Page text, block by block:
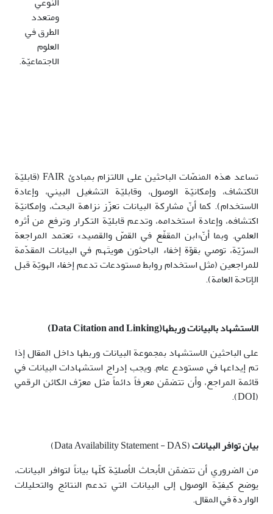
ومتعدد
الطرق في
العلوم
الاجتماعيّة.
تساعد هذه المنصّات الباحثين على الالتزام بمبادئ FAIR (قابليّة
الاكتشاف، وإمكانيّة الوصول، وقابليّة التشغيل البيني، وإعادة
الاستخدام). كما أنّ مشاركة البيانات تعزّز نزاهة البحث، وإمكانيّة
اكتشافه، وإعادة استخدامه، وتدعم قابليّة التكرار وترفع من أثره
العلمي. وبما أنّ«ابن المقفّع في القصّ والقصيد» تعتمد المراجعة
السرّيّة، توصي بقوّة إخفاء الباحثون هويتَهم في البيانات المقدّمة
للمراجعين (مثل استخدام روابط مستودعات تدعم إخفاء الهويّة قبل
الإتاحة العامة).
الاستشهاد بالبيانات وربطها(Data Citation and Linking
)
على الباحثين الاستشهاد بمجموعة البيانات وربطها داخل المقال إذا
تم إيداعها في مستودع عام. ويجب إدراج استشهادات البيانات في
قائمة المراجع، وأن تتضمّن معرفاً دائماً مثل معرّف الكائن الرقمي
(DOI).
بيان توافر البيانات(Data Availability Statement - DAS)
من الضروري أن تتضمّن الأبحاث الأصليّة كلّها بياناً لتوافر البيانات،
يوضح كيفيّة الوصول إلى البيانات التي تدعم النتائج والتحليلات
الواردة في المقال.